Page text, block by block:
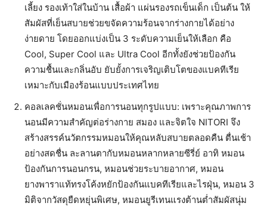
เลี้ยง รองเท้าใส่ในบ้าน เสื้อผ้า แผ่นรองรถเข็นเด็ก เป็นต้น ให้
สัมผัสที่เย็นสบายช่วยขจัดความร้อนจากร่างกายได้อย่าง
ง่ายดาย โดยออกแบ่งเป็น 3 ระดับความเย็นให้เลือก คือ
Cool, Super Cool และ Ultra Cool อีกทั้งยังช่วยป้องกัน
ความชื้นและกลิ่นอับ ยับยั้งการเจริญเติบโตของแบคทีเรีย
เหมาะกับเมืองร้อนแบบประเทศไทย
คอลเลคชั่นหมอนเพื่อการนอนทุกรูปแบบ: เพราะคุณภาพการ
นอนมีความสำคัญต่อร่างกาย สมอง และจิตใจ NITORI จึง
สร้างสรรค์นวัตกรรมหมอนให้คุณหลับสบายตลอดคืน ตื่นเช้า
อย่างสดชื่น ละลานตากับหมอนหลากหลายซีรี่ย์ อาทิ หมอน
ป้องกันการนอนกรน, หมอนช่วยระบายอากาศ, หมอน
ยางพาราแท้ทรงโค้งหยักป้องกันแบคทีเรียและไรฝุ่น, หมอน 3
มิติจากวัสดุยืดหยุ่นพิเศษ, หมอนยูรีเทนแรงต้านต่ำสัมผัสนุ่ม